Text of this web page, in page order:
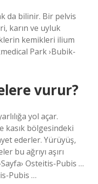
da bilinir. Bir pelvis
karın ve uyluk
kemikleri ilium
Park ›Bubik-
vurur?
yol açar.
kasık bölgesindeki
ederler. Yürüyüş,
bu ağrıyı aşırı
Osteitis-Pubis …
Pubis …